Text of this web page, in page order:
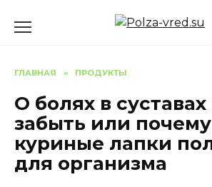
ГЛАВНАЯ » ПРОДУКТЫ
О болях в
забыть или почему
куриные лапки
для организма